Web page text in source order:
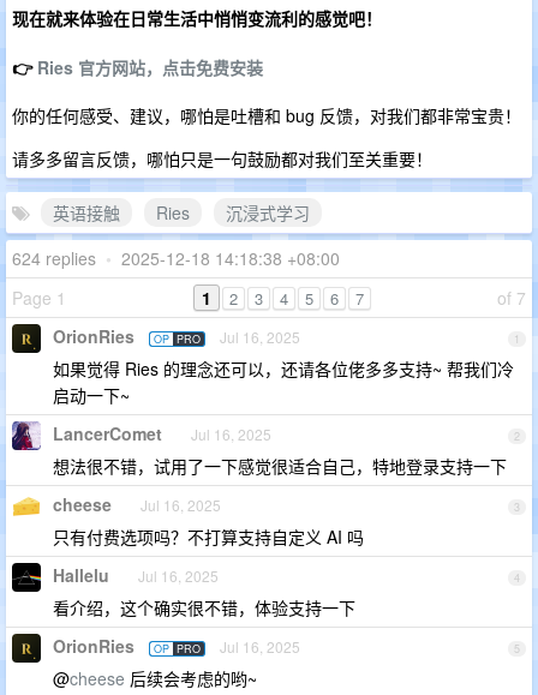
现在就来体验在日常生活中悄悄变流利的感觉吧！
👉 Ries 官方网站，点击免费安装
你的任何感受、建议，哪怕是吐槽和 bug 反馈，对我们都非常宝贵！
请多多留言反馈，哪怕只是一句鼓励都对我们至关重要！
英语接触 Ries
沉浸式学习
624 replies • 2025-12-18 14:18:38 +08:00
Page 1
of 7
1 2 3 4 5 6 7
1
OrionRies OP PRO Jul 16, 2025
如果觉得 Ries 的理念还可以，还请各位佬多多支持~ 帮我们冷
启动一下~
2
LancerComet Jul 16, 2025
想法很不错，试用了一下感觉很适合自己，特地登录支持一下
3
cheese Jul 16, 2025
只有付费选项吗？不打算支持自定义 AI 吗
4
Hallelu Jul 16, 2025
看介绍，这个确实很不错，体验支持一下
5
OrionRies OP PRO Jul 16, 2025
@cheese 后续会考虑的哟~